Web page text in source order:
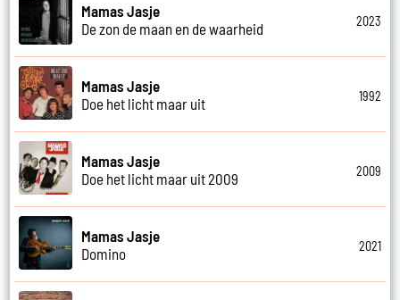
Mamas Jasje
De zon de maan en de waarheid
2023
Mamas Jasje
Doe het licht maar uit
1992
Mamas Jasje
Doe het licht maar uit 2009
2009
Mamas Jasje
Domino
2021